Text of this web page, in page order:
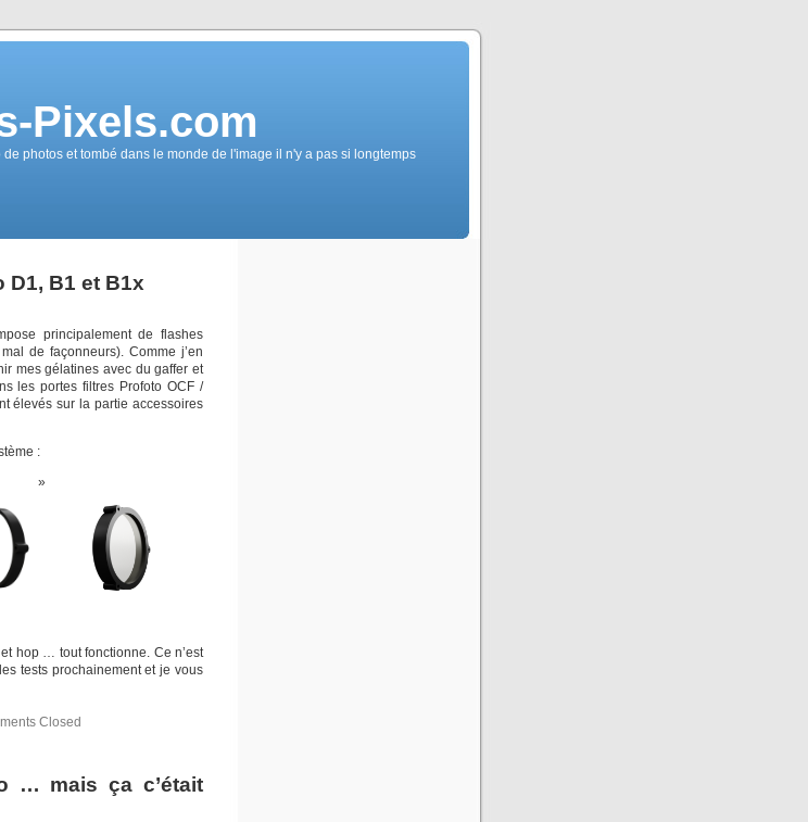
Pixels.com
photos et tombé dans le monde de l'image il n'y a pas si longtemps
B1 et B1x
principalement de flashes
de façonneurs). Comme j’en
mes gélatines avec du gaffer et
les portes filtres Profoto OCF /
élevés sur la partie accessoires
:
hop … tout fonctionne. Ce n’est
tests prochainement et je vous
Closed
… mais ça c’était